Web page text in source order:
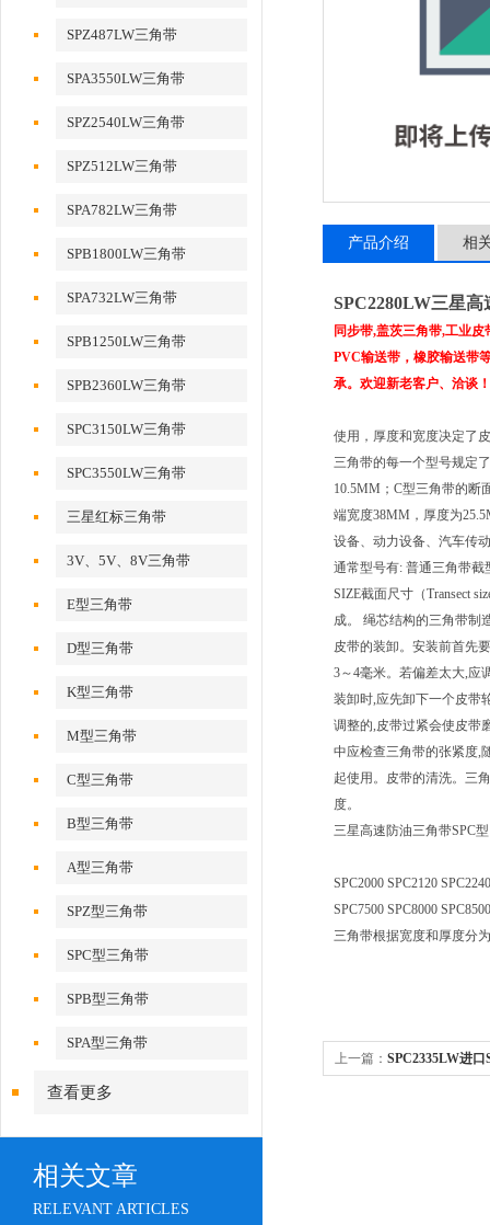
SPZ487LW三角带
SPA3550LW三角带
SPZ2540LW三角带
SPZ512LW三角带
SPA782LW三角带
SPB1800LW三角带
SPA732LW三角带
SPB1250LW三角带
SPB2360LW三角带
SPC3150LW三角带
SPC3550LW三角带
三星红标三角带
3V、5V、8V三角带
E型三角带
D型三角带
K型三角带
M型三角带
C型三角带
B型三角带
A型三角带
SPZ型三角带
SPC型三角带
SPB型三角带
SPA型三角带
查看更多
相关文章
RELEVANT ARTICLES
产品介绍 相
SPC2280LW三星
同步带,盖茨三角带,工业
PVC输送带，橡胶输送带
承。欢迎新老客户、洽谈！
使用，厚度和宽度决定了
三角带的每一个型号规定
10.5MM；C型三角带的断
端宽度38MM，厚度为
设备、动力设备、汽车传
通常型号有: 普通三角带截
SIZE截面尺寸（Transect
成。 绳芯结构的三角带制
皮带的装卸。安装前首先
3～4毫米。若偏差太大,应
装卸时,应先卸下一个皮带
调整的,皮带过紧会使皮带
中应检查三角带的张紧度,
起使用。皮带的清洗。三
度。
三星高速防油三角带SPC
SPC2000 SPC2120
SPC7500 SPC8000
三角带根据宽度和厚度分
上一篇： SPC2335LW进